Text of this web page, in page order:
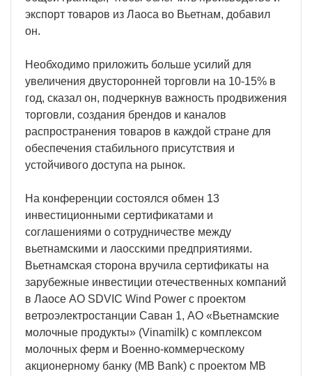
экспорт товаров из Лаоса во Вьетнам, добавил
он.
Необходимо приложить больше усилий для
увеличения двусторонней торговли на 10-15% в
год, сказал он, подчеркнув важность продвижения
торговли, создания брендов и каналов
распространения товаров в каждой стране для
обеспечения стабильного присутствия и
устойчивого доступа на рынок.
На конференции состоялся обмен 13
инвестиционными сертификатами и
соглашениями о сотрудничестве между
вьетнамскими и лаосскими предприятиями.
Вьетнамская сторона вручила сертификаты на
зарубежные инвестиции отечественных компаний
в Лаосе АО SDVIC Wind Power с проектом
ветроэлектростанции Саван 1, АО «Вьетнамские
молочные продукты» (Vinamilk) с комплексом
молочных ферм и Военно-коммерческому
акционерному банку (MB Bank) с проектом MB